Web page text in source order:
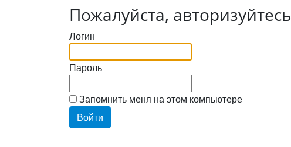
Пожалуйста, авторизуйтесь
Логин
Пароль
Запомнить меня на этом компьютере